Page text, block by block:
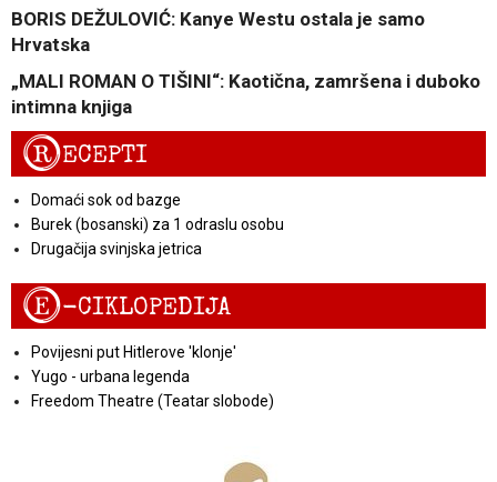
BORIS DEŽULOVIĆ: Kanye Westu ostala je samo
Hrvatska
„MALI ROMAN O TIŠINI“: Kaotična, zamršena i duboko
intimna knjiga
RECEPTI
Domaći sok od bazge
Burek (bosanski) za 1 odraslu osobu
Drugačija svinjska jetrica
E-CIKLOPEDIJA
Povijesni put Hitlerove 'klonje'
Yugo - urbana legenda
Freedom Theatre (Teatar slobode)